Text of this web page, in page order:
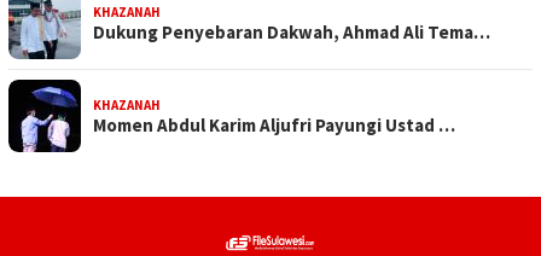
KHAZANAH
Dukung Penyebaran Dakwah, Ahmad Ali Tema…
KHAZANAH
Momen Abdul Karim Aljufri Payungi Ustad …